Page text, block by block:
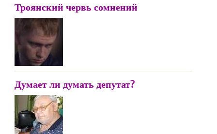
Троянский червь сомнений
Думает ли думать депутат?